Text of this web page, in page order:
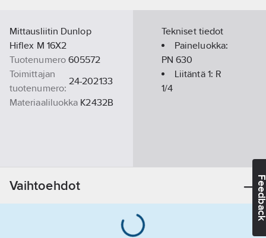
Mittausliitin Dunlop
Hiflex M 16X2
Tuotenumero 605572
Toimittajan
tuotenumero:
24-202133
Materiaaliluokka K2432B
Tekniset tiedot
Paineluokka:
PN 630
Liitäntä 1: R
1/4
Vaihtoehdot